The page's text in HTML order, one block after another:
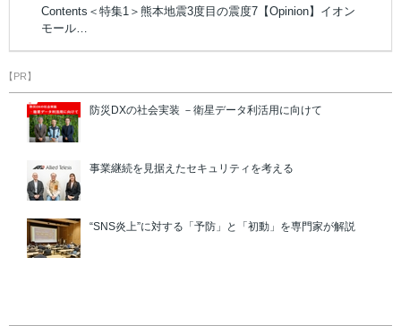
Contents＜特集1＞熊本地震3度目の震度7【Opinion】イオン
モール…
【PR】
防災DXの社会実装 －衛星データ利活用に向けて
事業継続を見据えたセキュリティを考える
“SNS炎上”に対する「予防」と「初動」を専門家が解説